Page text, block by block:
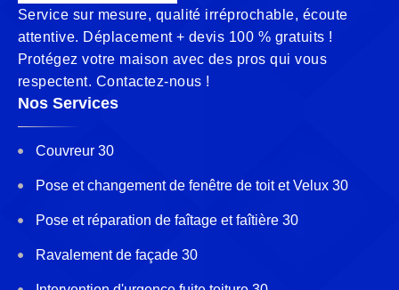
Service sur mesure, qualité irréprochable, écoute
attentive. Déplacement + devis 100 % gratuits !
Protégez votre maison avec des pros qui vous
respectent. Contactez-nous !
Nos Services
Couvreur 30
Pose et changement de fenêtre de toit et Velux 30
Pose et réparation de faîtage et faîtière 30
Ravalement de façade 30